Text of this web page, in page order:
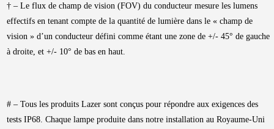
† – Le flux de champ de vision (FOV) du conducteur mesure les lumens
effectifs en tenant compte de la quantité de lumière dans le « champ de
vision » d’un conducteur défini comme étant une zone de +/- 45° de gauche
à droite, et +/- 10° de bas en haut.
# – Tous les produits Lazer sont conçus pour répondre aux exigences des
tests IP68. Chaque lampe produite dans notre installation au Royaume-Uni